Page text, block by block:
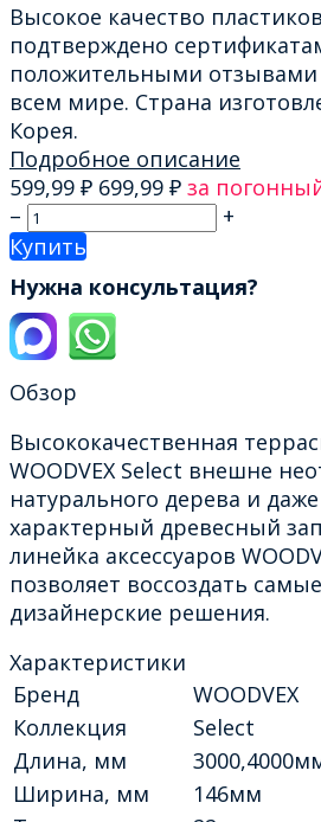
Высокое качество
подтверждено
положительными отзывами
всем мире. Страна
Корея.
Подробное описание
599,99 ₽ 699,99 ₽ за
–
+
Купить
Нужна консультация?
Обзор
Высококачественная
WOODVEX Select внешне
натурального дерева и
характерный древесный
линейка аксессуаров
позволяет воссоздать
дизайнерские решения.
Характеристики
Бренд
WOODVEX
Коллекция
Select
Длина, мм
Ширина, мм
146мм